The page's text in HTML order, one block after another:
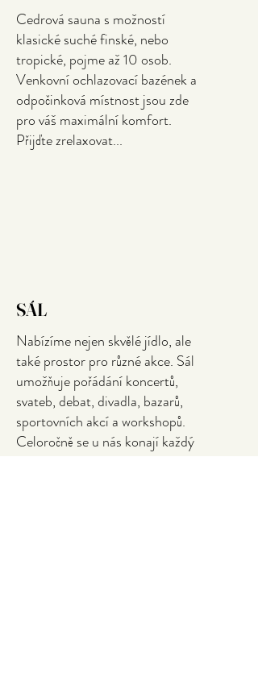
Cedrová sauna s možností
klasické suché finské, nebo
tropické, pojme až 10 osob.
Venkovní ochlazovací bazének a
odpočinková místnost jsou zde
pro váš maximální komfort.
Přijďte zrelaxovat...
SÁL
Nabízíme nejen skvělé jídlo, ale
také prostor pro různé akce. Sál
umožňuje pořádání koncertů,
svateb, debat, divadla, bazarů,
sportovních akcí a workshopů.
Celoročně se u nás konají každý